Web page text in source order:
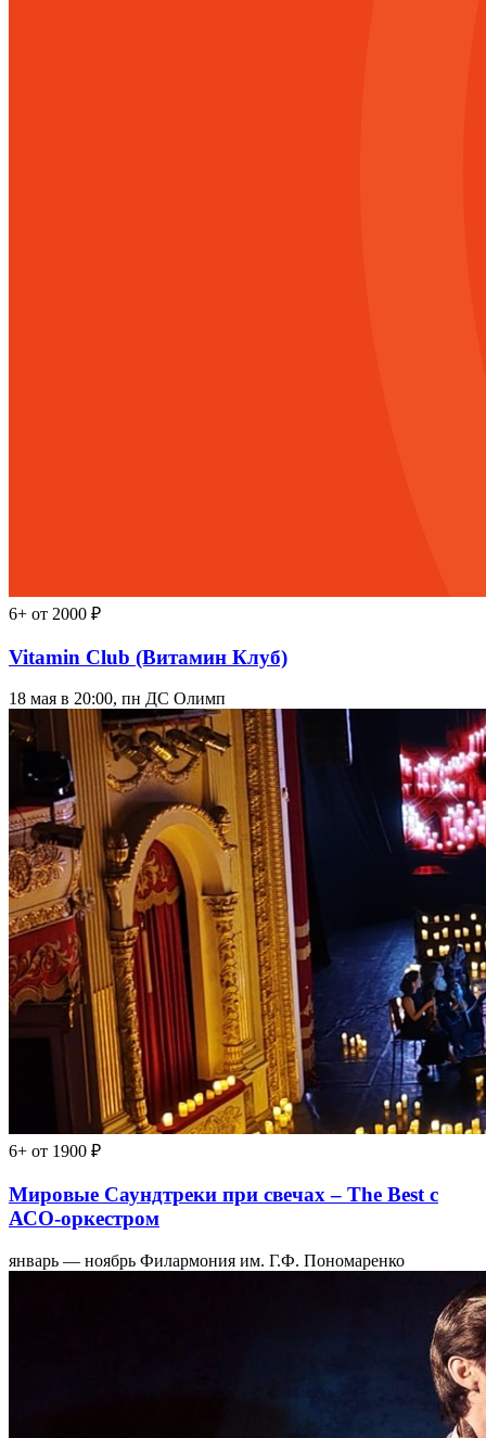
6+ от 2000 ₽
Vitamin Club (Витамин Клуб)
18 мая в 20:00, пн ДС Олимп
6+ от 1900 ₽
Мировые Саундтреки при свечах – The Best с
АСО-оркестром
январь — ноябрь Филармония им. Г.Ф. Пономаренко